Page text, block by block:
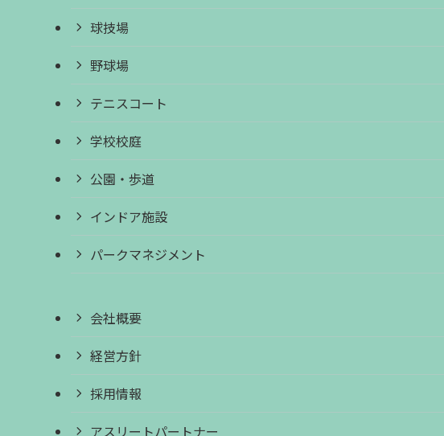
球技場
野球場
テニスコート
学校校庭
公園・歩道
インドア施設
パークマネジメント
会社概要
経営方針
採用情報
アスリートパートナー